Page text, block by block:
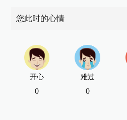
您此时的心情
开心
0
难过
0